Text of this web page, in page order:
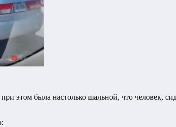
этом была настолько шальной, что человек,